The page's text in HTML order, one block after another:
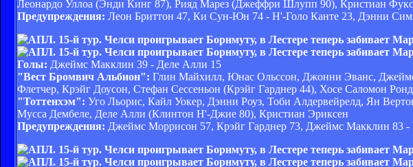
Леонардо Уллоа (Энди Кинг 87), Рияд Марез (Джеффри Шлупп 90), Кристиан Фукс
Предупреждения: Леон Бриттон 47, Ки Сун-Юн 74 - Н'-Голо Канте 23, Дэнни
Голы: Джеймс Макклин 39 - Деле Алли 15
"Вест Бромвич Альбион": Глин Майхилл, Юнас Ольссон, Джонни Эванс,
Флетчер, Крэйг Доусон, Стефан Сессеньон (Крэйг Гарднер 44), Хосе Саломон
"Тоттенхэм": Уго Льорис, Кайл Уокер, Дэнни Роуз, Тоби Алдервейрелд, Ян
Мусса Дембеле, Деле Алли (Клинтон Н'-Джие 80), Кристиан Эриксен
Предупреждения: Джеймс Моррисон 57, Крэйг Гарднер 73, Джеймс Макклин 83 -